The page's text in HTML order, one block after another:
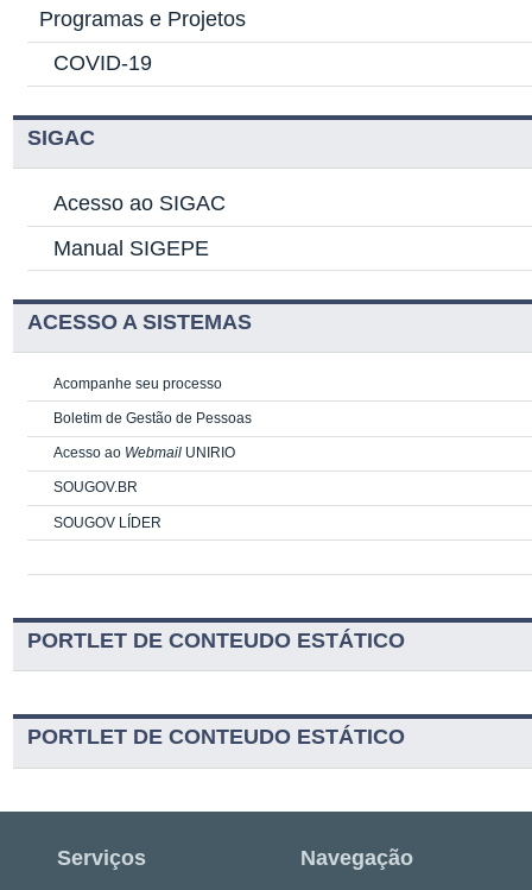
Programas e Projetos
COVID-19
SIGAC
Acesso ao SIGAC
Manual SIGEPE
ACESSO A SISTEMAS
Acompanhe seu processo
Boletim de Gestão de Pessoas
Acesso ao Webmail UNIRIO
SOUGOV.BR
SOUGOV LÍDER
PORTLET DE CONTEUDO ESTÁTICO
PORTLET DE CONTEUDO ESTÁTICO
Serviços Navegação